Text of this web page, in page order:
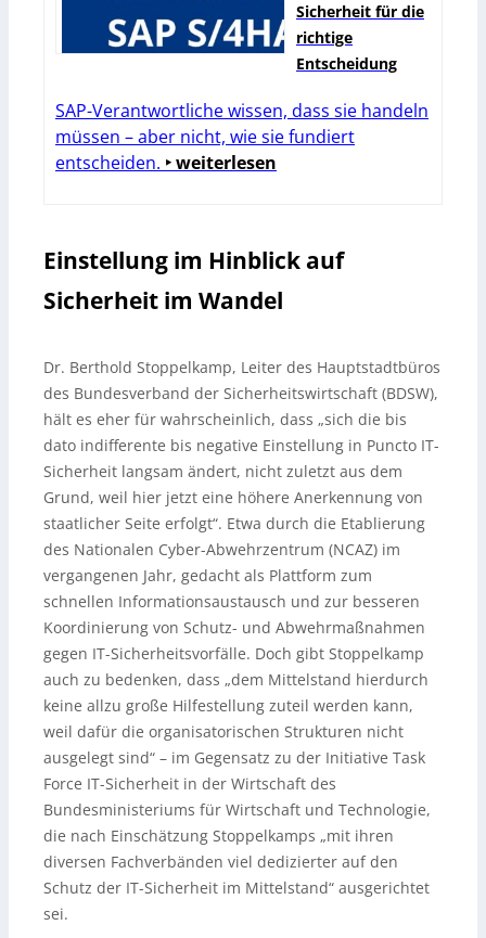
Sicherheit für die
richtige
Entscheidung
SAP-Verantwortliche wissen, dass sie handeln
müssen – aber nicht, wie sie fundiert
entscheiden. ‣ weiterlesen
Einstellung im Hinblick auf
Sicherheit im Wandel
Dr. Berthold Stoppelkamp, Leiter des Hauptstadtbüros
des Bundesverband der Sicherheitswirtschaft (BDSW),
hält es eher für wahrscheinlich, dass „sich die bis
dato indifferente bis negative Einstellung in Puncto IT-
Sicherheit langsam ändert, nicht zuletzt aus dem
Grund, weil hier jetzt eine höhere Anerkennung von
staatlicher Seite erfolgt“. Etwa durch die Etablierung
des Nationalen Cyber-Abwehrzentrum (NCAZ) im
vergangenen Jahr, gedacht als Plattform zum
schnellen Informationsaustausch und zur besseren
Koordinierung von Schutz- und Abwehrmaßnahmen
gegen IT-Sicherheitsvorfälle. Doch gibt Stoppelkamp
auch zu bedenken, dass „dem Mittelstand hierdurch
keine allzu große Hilfestellung zuteil werden kann,
weil dafür die organisatorischen Strukturen nicht
ausgelegt sind“ – im Gegensatz zu der Initiative Task
Force IT-Sicherheit in der Wirtschaft des
Bundesministeriums für Wirtschaft und Technologie,
die nach Einschätzung Stoppelkamps „mit ihren
diversen Fachverbänden viel dedizierter auf den
Schutz der IT-Sicherheit im Mittelstand“ ausgerichtet
sei.